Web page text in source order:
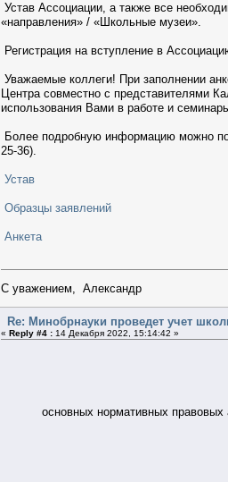
Устав Ассоциации, а также все
«направления» / «Школьные музеи».
Регистрация на вступление в
Уважаемые коллеги! При заполнении
Центра совместно с представителями
использования Вами в работе и
Более подробную информацию можно
25-36).
Устав
Образцы заявлений
Анкета
С уважением, Александр
Re: Минобрнауки проведет учет
«Reply #4 : 14 Декабря 2022, 15:14:42 »
основных нормативных